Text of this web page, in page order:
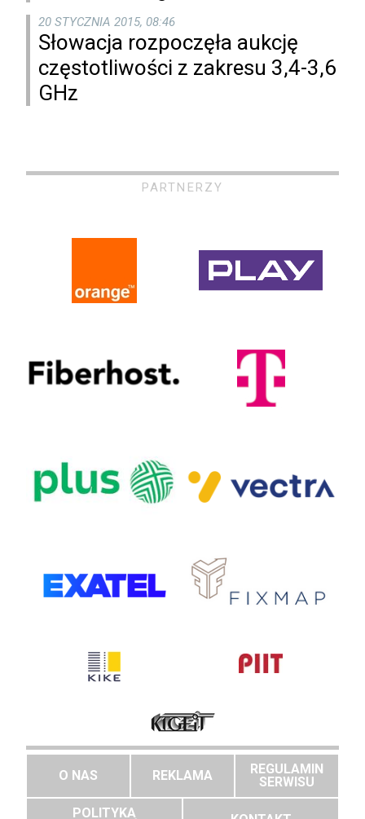
20 STYCZNIA 2015, 08:46
Słowacja rozpoczęła aukcję
częstotliwości z zakresu 3,4-3,6
GHz
PARTNERZY
O NAS REKLAMA
REGULAMIN
SERWISU
POLITYKA